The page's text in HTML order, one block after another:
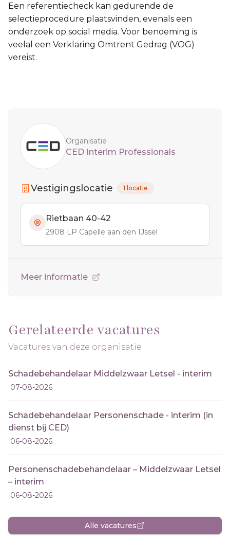
Een referentiecheck kan gedurende de
selectieprocedure plaatsvinden, evenals een
onderzoek op social media. Voor benoeming is
veelal een Verklaring Omtrent Gedrag (VOG)
vereist.
Organisatie
CED Interim Professionals
Vestigingslocatie 1 locatie
Rietbaan 40-42
2908 LP Capelle aan den IJssel
Meer informatie
Gerelateerde vacatures
Vacatures van deze organisatie
Schadebehandelaar Middelzwaar Letsel - interim
07-08-2026
Schadebehandelaar Personenschade - interim (in
dienst bij CED)
06-08-2026
Personenschadebehandelaar – Middelzwaar Letsel
– interim
06-08-2026
Alle vacatures